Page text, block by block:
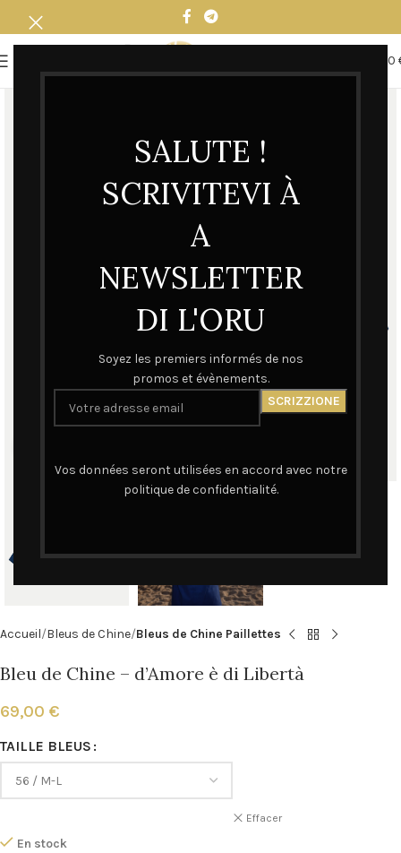
SALUTE !
SCRIVITEVI À
A
NEWSLETTER
DI L'ORU
Soyez les premiers informés de nos
promos et évènements.
Vos données seront utilisées en accord avec notre
politique de confidentialité.
0,00
Accueil Bleus de Chine Bleus de Chine Paillettes
Bleu de Chine – d’Amore è di Libertà
69,00 €
TAILLE BLEUS
Effacer
En stock